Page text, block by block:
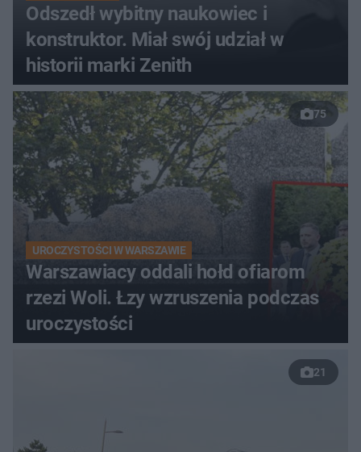
Odszedł wybitny naukowiec i
konstruktor. Miał swój udział w
historii marki Zenith
75
UROCZYSTOŚCI W WARSZAWIE
Warszawiacy oddali hołd ofiarom
rzezi Woli. Łzy wzruszenia podczas
uroczystości
21